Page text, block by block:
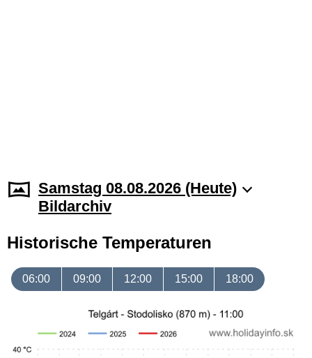
Samstag 08.08.2026 (Heute)
Bildarchiv
Historische Temperaturen
06:00 09:00 12:00 15:00 18:00